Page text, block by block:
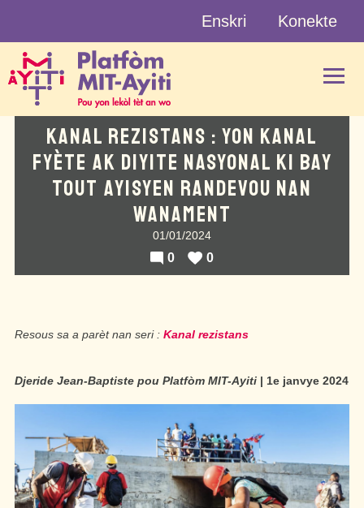
content
Enskri Konekte
KANAL REZISTANS : YON KANAL
FYÈTE AK DIYITE NASYONAL KI BAY
TOUT AYISYEN RANDEVOU NAN
WANAMENT
01/01/2024
0 0
Resous sa a parèt nan seri : Kanal rezistans
Djeride Jean-Baptiste pou Platfòm MIT-Ayiti | 1e janvye 2024